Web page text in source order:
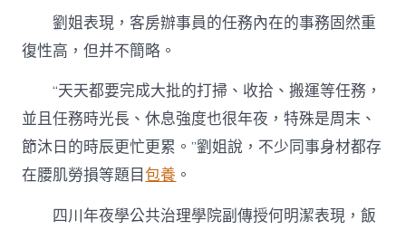
劉姐表現，客房辦事員的任務內在的事務固然重
復性高，但并不簡略。
“天天都要完成大批的打掃、收拾、搬運等任務，
並且任務時光長、休息強度也很年夜，特殊是周末、
節沐日的時辰更忙更累。”劉姐說，不少同事身材都存
在腰肌勞損等題目包養 。
四川年夜學公共治理學院副傳授何明潔表現，飯